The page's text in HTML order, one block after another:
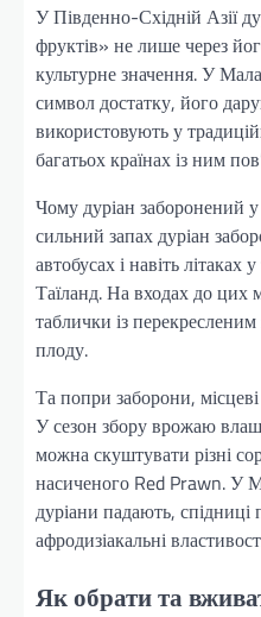
У Південно-Східній Азії
фруктів» не лише через
культурне значення. У
символ достатку, його
використовують у
багатьох країнах із ним
Чому дуріан заборонений
сильний запах дуріан
автобусах і навіть
Таїланд. На входах до цих
таблички із
плоду.
Та попри заборони,
У сезон збору врожаю
можна скуштувати різні
насиченого Red Prawn. У
дуріани падають,
афродизіакальні
Як обрати та